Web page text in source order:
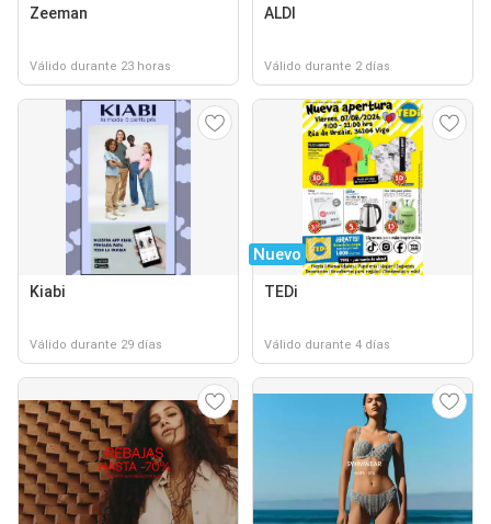
Zeeman
Válido durante 23 horas
ALDI
Válido durante 2 días
Kiabi
Válido durante 29 días
Nuevo
TEDi
Válido durante 4 días